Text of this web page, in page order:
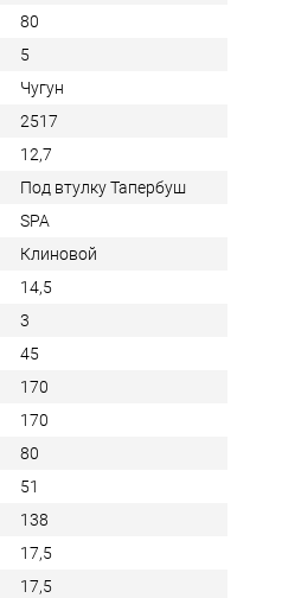
80
5
Чугун
2517
12,7
Под втулку Тапербуш
SPA
Клиновой
14,5
3
45
170
170
80
51
138
17,5
17,5